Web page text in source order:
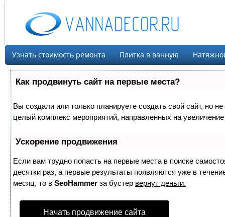
Узнать стоимость ремонта Плитка в ванную
Как продвинуть сайт на первые места?
Вы создали или только планируете создать свой сайт, но
целый комплекс мероприятий, направленных на
Ускорение продвижения
Если вам трудно попасть на первые места в поиске
десятки раз, а первые результаты появляются уже в
месяц, то в SeoHammer за бустер вернут деньги.
Начать продвижение сайта